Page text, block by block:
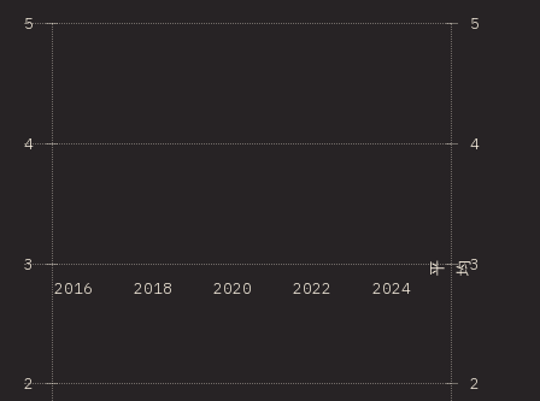
2
3
4
5
2016 2018 2020 2022 2024
2
3
4
5
平均